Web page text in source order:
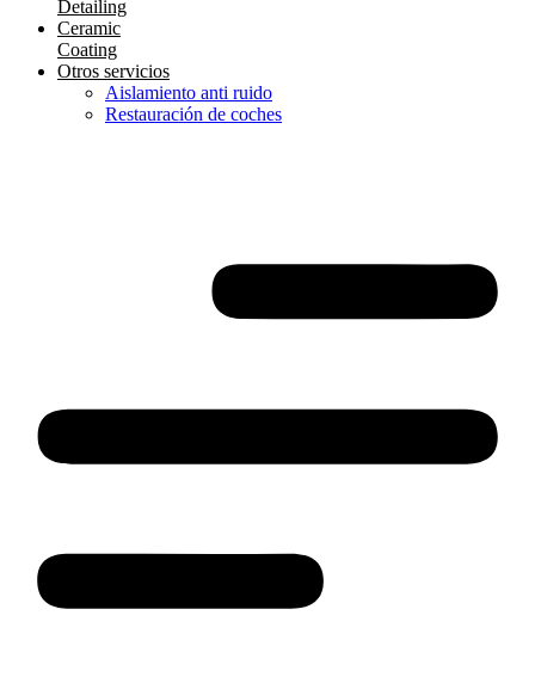
Detailing
Ceramic
Coating
Otros servicios
Aislamiento anti ruido
Restauración de coches